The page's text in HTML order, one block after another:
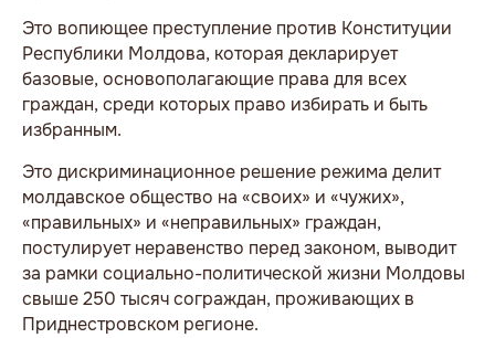
Это вопиющее преступление против Конституции
Республики Молдова, которая декларирует
базовые, основополагающие права для всех
граждан, среди которых право избирать и быть
избранным.
Это дискриминационное решение режима делит
молдавское общество на «своих» и «чужих»,
«правильных» и «неправильных» граждан,
постулирует неравенство перед законом, выводит
за рамки социально-политической жизни Молдовы
свыше 250 тысяч сограждан, проживающих в
Приднестровском регионе.